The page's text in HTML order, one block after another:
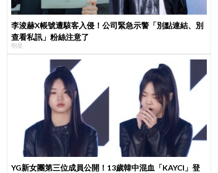
李浚赫X帳號遭駭客入侵！公司緊急示警「別點連結、別
查看私訊」粉絲注意了
明星
YG新女團第三位成員公開！13歲韓中混血「KAYCI」登